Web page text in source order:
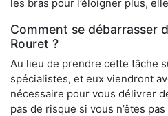
les bras pour l’éloigner plus,
Comment se débarrasser
Rouret ?
Au lieu de prendre cette tâche
spécialistes, et eux viendront
nécessaire pour vous délivrer
pas de risque si vous n’êtes